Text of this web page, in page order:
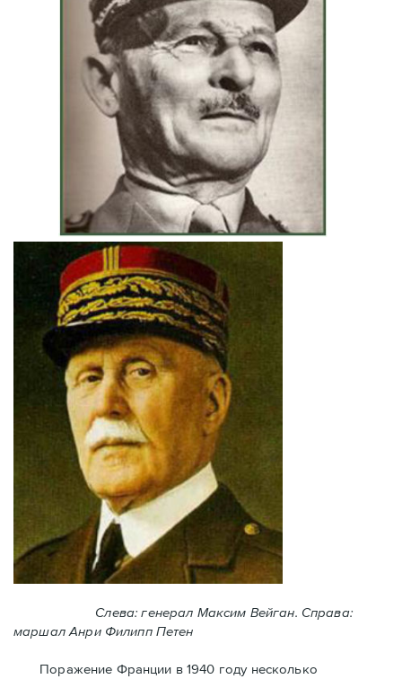
Слева: генерал Максим Вейган. Справа:
маршал Анри Филипп Петен
Поражение Франции в 1940 году несколько